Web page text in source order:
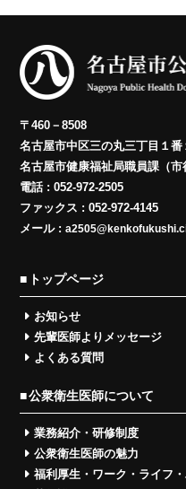
〒460－8508
名古屋市中区三の丸三丁目１番
名古屋市健康福祉局職員課（市
電話 : 052-972-2505
ファックス : 052-972-4145
メール :
トップページ
お知らせ
先輩医師よりメッセージ
よくある質問
公衆衛生医師について
業務紹介・研修制度
公衆衛生医師の魅力
福利厚生・ワーク・ライフ